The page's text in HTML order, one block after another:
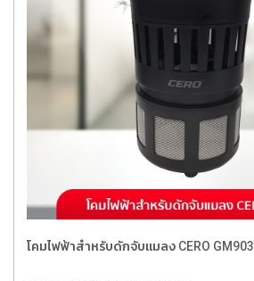
โคมไฟฟ้าสำหรับดักจับแมลง CERO GM903